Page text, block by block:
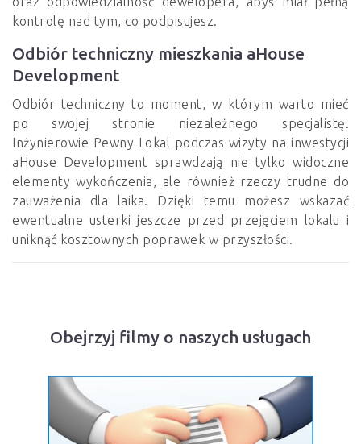
kontrolę nad tym, co podpisujesz.
Odbiór techniczny mieszkania aHouse
Development
Odbiór techniczny to moment, w którym warto mieć
po swojej stronie niezależnego specjalistę.
Inżynierowie Pewny Lokal podczas wizyty na inwestycji
aHouse Development sprawdzają nie tylko widoczne
elementy wykończenia, ale również rzeczy trudne do
zauważenia dla laika. Dzięki temu możesz wskazać
ewentualne usterki jeszcze przed przejęciem lokalu i
uniknąć kosztownych poprawek w przyszłości.
Obejrzyj filmy o naszych usługach